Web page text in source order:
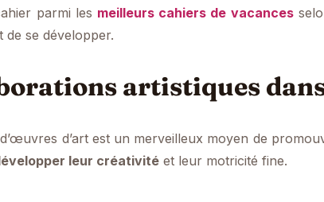
parmi les meilleurs cahiers de vacances
de se développer.
artistiques
d’art est un merveilleux moyen de
leur créativité et leur motricité fine.